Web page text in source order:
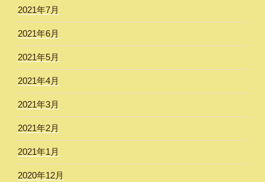
2021年7月
2021年6月
2021年5月
2021年4月
2021年3月
2021年2月
2021年1月
2020年12月